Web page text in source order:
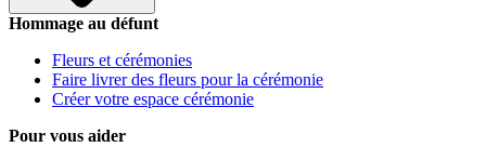
Hommage au défunt
Fleurs et cérémonies
Faire livrer des fleurs pour la cérémonie
Créer votre espace cérémonie
Pour vous aider